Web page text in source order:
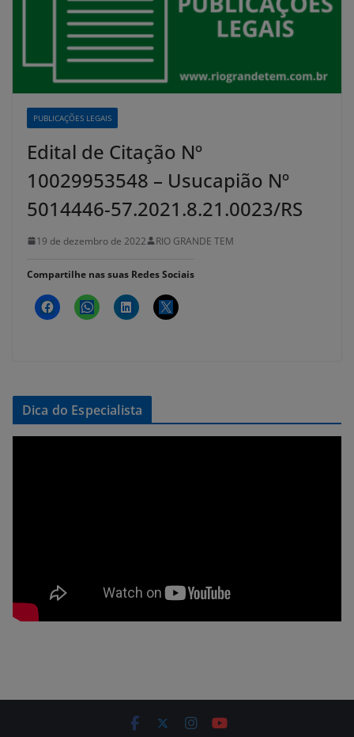
PUBLICAÇÕES LEGAIS
Edital de Citação Nº
10029953548 – Usucapião Nº
5014446-57.2021.8.21.0023/RS
19 de dezembro de 2022 RIO GRANDE TEM
Compartilhe nas suas Redes Sociais
Dica do Especialista